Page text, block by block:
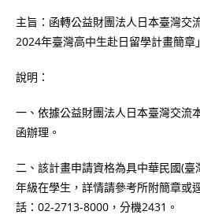
主旨：函轉公益財團法人日本臺灣交
2024年臺灣高中生赴日留學計畫簡章
說明：
一、依據公益財團法人日本臺灣交流
函辦理。
二、該計畫申請資格為具中華民國(
年級在學生，詳情請參考所附簡章或
話：02-2713-8000，分機2431。